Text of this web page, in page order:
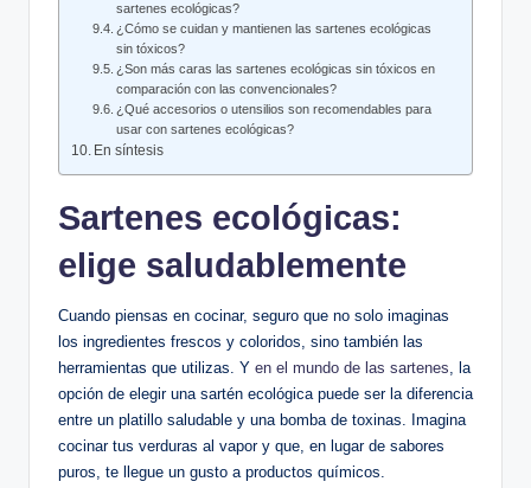
sartenes ecológicas?
¿Cómo se cuidan y mantienen las sartenes ecológicas
sin tóxicos?
¿Son más caras las sartenes ecológicas sin tóxicos en
comparación con las convencionales?
¿Qué accesorios o utensilios son recomendables para
usar con sartenes ecológicas?
En síntesis
Sartenes ecológicas:
elige saludablemente
Cuando piensas en cocinar, seguro que no solo imaginas
los ingredientes frescos y coloridos, sino también las
herramientas que utilizas. Y en el mundo de las sartenes, la
opción de elegir una sartén ecológica puede ser la diferencia
entre un platillo saludable y una bomba de toxinas. Imagina
cocinar tus verduras al vapor y que, en lugar de sabores
puros, te llegue un gusto a productos químicos.